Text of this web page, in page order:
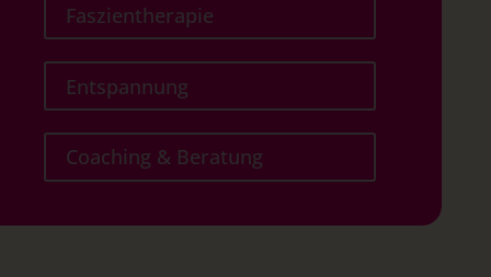
Faszientherapie
Entspannung
Coaching & Beratung